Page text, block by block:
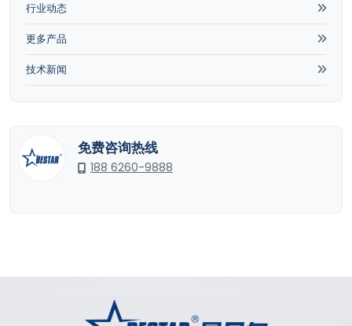
行业动态
更多产品
技术新闻
免费咨询热线
188 6260-9888